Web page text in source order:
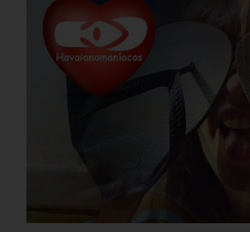
também oferece bolsas,
sua presença na moda e na
colaborado com diversas
dos anos, criando coleções
seus produtos. Amplamente
de responsabilidade social e
implementa práticas